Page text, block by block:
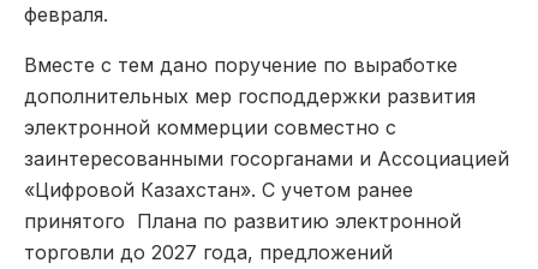
февраля.
Вместе с тем дано поручение по выработке
дополнительных мер господдержки развития
электронной коммерции совместно с
заинтересованными госорганами и Ассоциацией
«Цифровой Казахстан». С учетом ранее
принятого Плана по развитию электронной
торговли до 2027 года, предложений